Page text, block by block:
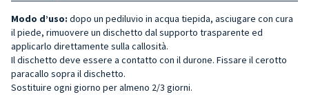
Modo d’uso: dopo un pediluvio in acqua tiepida, asciugare con cura
il piede, rimuovere un dischetto dal supporto trasparente ed
applicarlo direttamente sulla callosità.
Il dischetto deve essere a contatto con il durone. Fissare il cerotto
paracallo sopra il dischetto.
Sostituire ogni giorno per almeno 2/3 giorni.